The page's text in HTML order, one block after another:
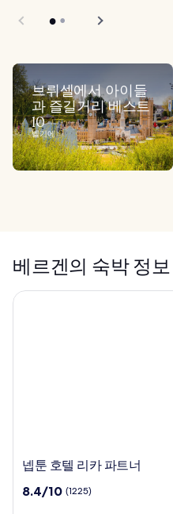
브뤼셀에서 아이들
과 즐길거리 베스트
10
벨기에
베르겐의 숙박 정보
넵
호
넵툰 호텔 리카 파트너
10
8.4/10 (1225)
넵툰 호텔 리카 파트너